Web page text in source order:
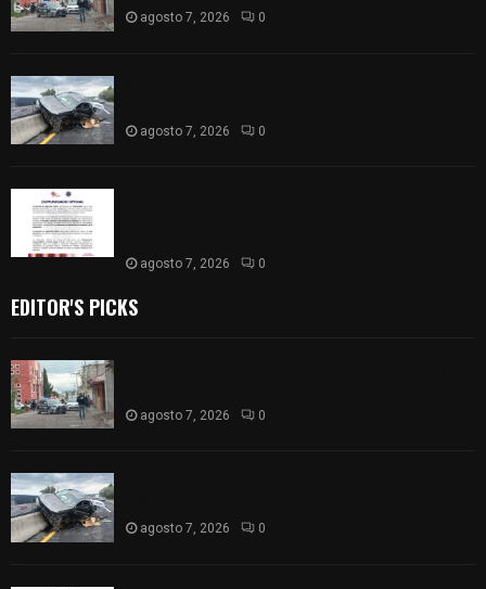
agosto 7, 2026 0
agosto 7, 2026 0
agosto 7, 2026 0
EDITOR'S PICKS
agosto 7, 2026 0
agosto 7, 2026 0